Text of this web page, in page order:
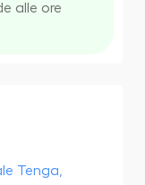
alle ore
Tenga,